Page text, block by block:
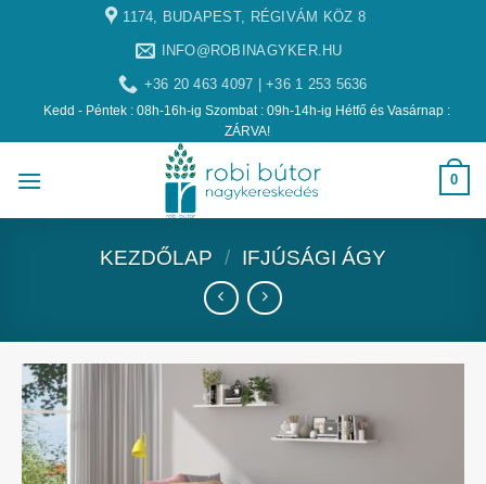
1174, BUDAPEST, RÉGIVÁM KÖZ 8
INFO@ROBINAGYKER.HU
+36 20 463 4097 | +36 1 253 5636
Kedd - Péntek : 08h-16h-ig Szombat : 09h-14h-ig Hétfő és Vasárnap :
ZÁRVA!
0
KEZDŐLAP / IFJÚSÁGI ÁGY